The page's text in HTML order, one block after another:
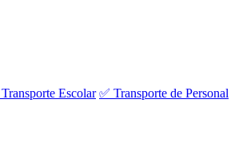
Escolar ✅ Transporte de Personal